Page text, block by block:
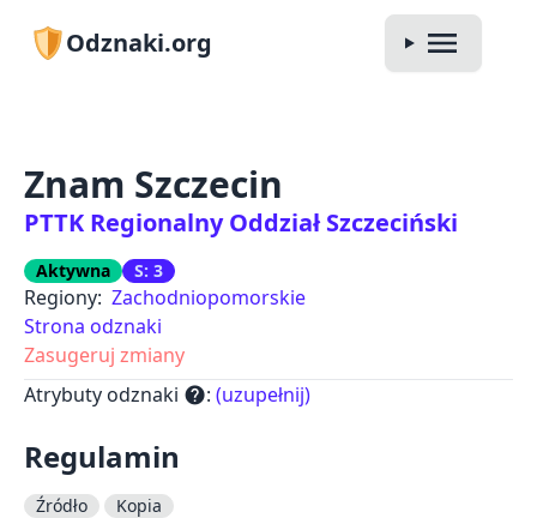
Odznaki.org
Znam Szczecin
PTTK Regionalny Oddział Szczeciński
Aktywna S: 3
Regiony: Zachodniopomorskie
Strona odznaki
Zasugeruj zmiany
Atrybuty odznaki help: (uzupełnij)
Regulamin
Źródło Kopia